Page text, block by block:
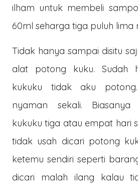
ilham untuk membeli
60ml seharga tiga puluh lima
Tidak hanya sampai disitu
alat potong kuku. Sudah
kukuku tidak aku
nyaman sekali.
kukuku tiga atau empat hari
tidak usah dicari potong
ketemu sendiri seperti
dicari malah ilang kalau